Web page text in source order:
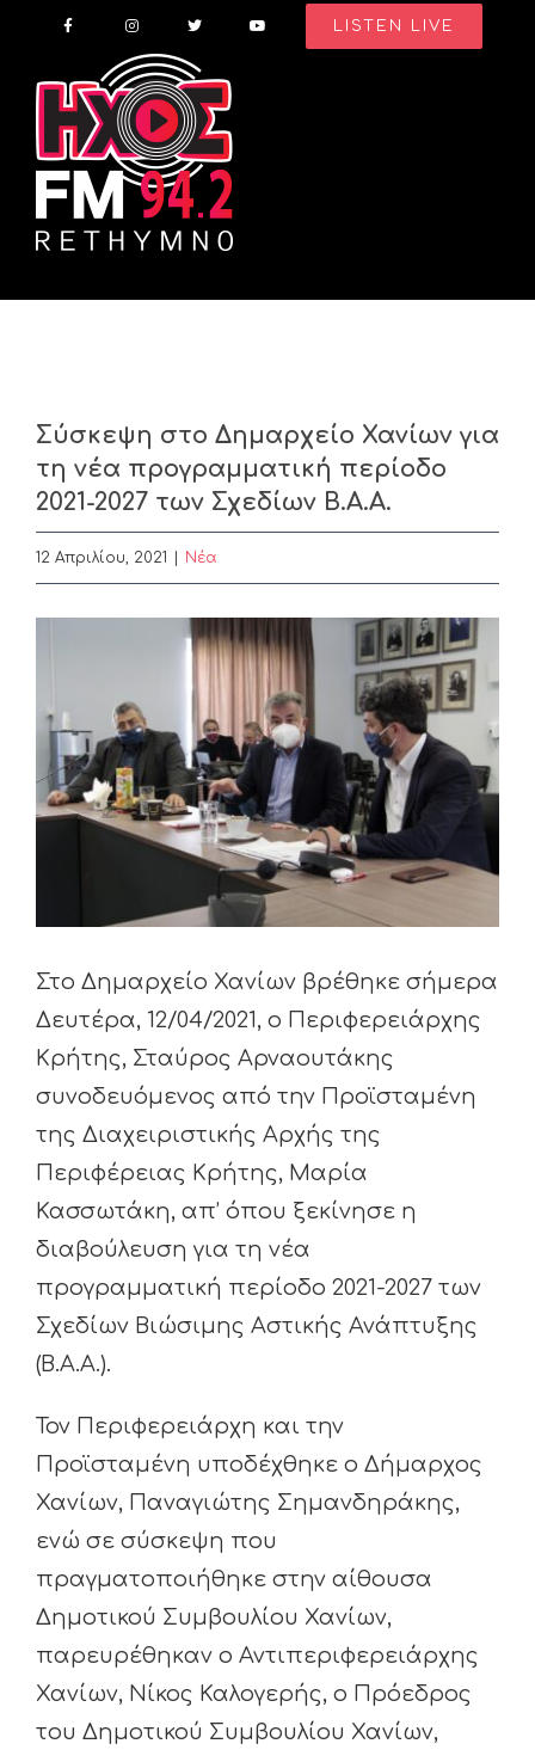
content
LISTEN LIVE
Σύσκεψη στο Δημαρχείο Χανίων για
τη νέα προγραμματική περίοδο
2021-2027 των Σχεδίων Β.Α.Α.
12 Απριλίου, 2021 Nέα
Image
Στο Δημαρχείο Χανίων βρέθηκε σήμερα
Δευτέρα, 12/04/2021, ο Περιφερειάρχης
Κρήτης, Σταύρος Αρναουτάκης
συνοδευόμενος από την Προϊσταμένη
της Διαχειριστικής Αρχής της
Περιφέρειας Κρήτης, Μαρία
Κασσωτάκη, απ’ όπου ξεκίνησε η
διαβούλευση για τη νέα
προγραμματική περίοδο 2021-2027 των
Σχεδίων Βιώσιμης Αστικής Ανάπτυξης
(Β.Α.Α.).
Τον Περιφερειάρχη και την
Προϊσταμένη υποδέχθηκε ο Δήμαρχος
Χανίων, Παναγιώτης Σημανδηράκης,
ενώ σε σύσκεψη που
πραγματοποιήθηκε στην αίθουσα
Δημοτικού Συμβουλίου Χανίων,
παρευρέθηκαν ο Αντιπεριφερειάρχης
Χανίων, Νίκος Καλογερής, ο Πρόεδρος
του Δημοτικού Συμβουλίου Χανίων,